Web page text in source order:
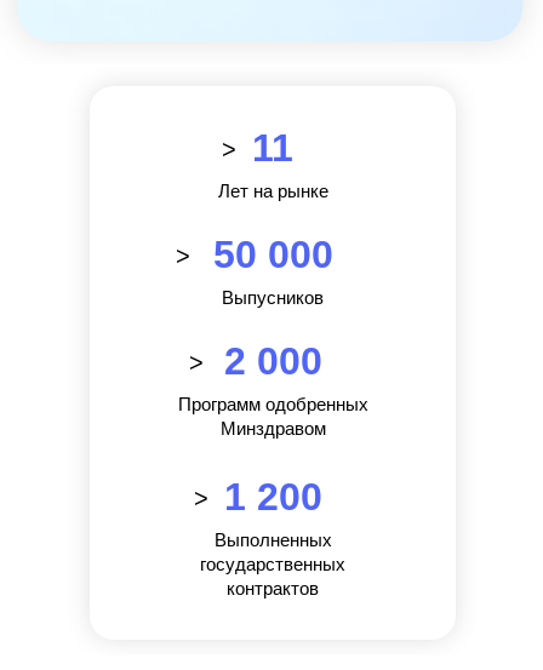
> 11
Лет на рынке
> 50 000
Выпусников
> 2 000
Программ одобренных
Минздравом
> 1 200
Выполненных
государственных
контрактов
Международный центр медицинского
и фармацевтического образования
Проверить лицензию
ИНН/КПП 9702021368/770201001
Муниципальный Округ Мещанский, ул Кузнецкий